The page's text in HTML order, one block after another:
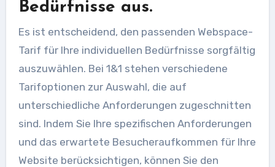
Bedürfnisse aus.
Es ist entscheidend, den passenden Webspace-
Tarif für Ihre individuellen Bedürfnisse sorgfältig
auszuwählen. Bei 1&1 stehen verschiedene
Tarifoptionen zur Auswahl, die auf
unterschiedliche Anforderungen zugeschnitten
sind. Indem Sie Ihre spezifischen Anforderungen
und das erwartete Besucheraufkommen für Ihre
Website berücksichtigen, können Sie den